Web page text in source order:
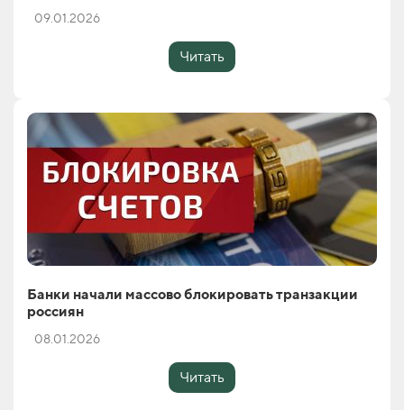
09.01.2026
Читать
Банки начали массово блокировать транзакции
россиян
08.01.2026
Читать